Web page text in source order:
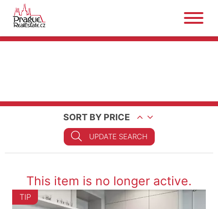
SORT BY PRICE
UPDATE SEARCH
This item is no longer active.
TIP